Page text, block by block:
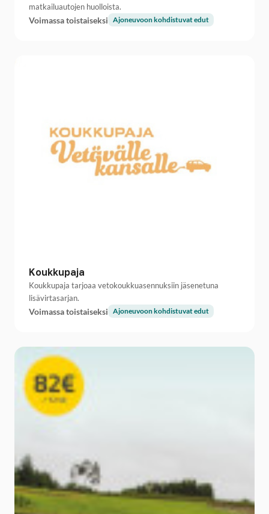
matkailuautojen huolloista.
Voimassa toistaiseksi Ajoneuvoon kohdistuvat edut
Koukkupaja
Koukkupaja tarjoaa vetokoukkuasennuksiin jäsenetuna
lisävirtasarjan.
Voimassa toistaiseksi Ajoneuvoon kohdistuvat edut